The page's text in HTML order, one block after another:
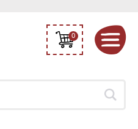
0